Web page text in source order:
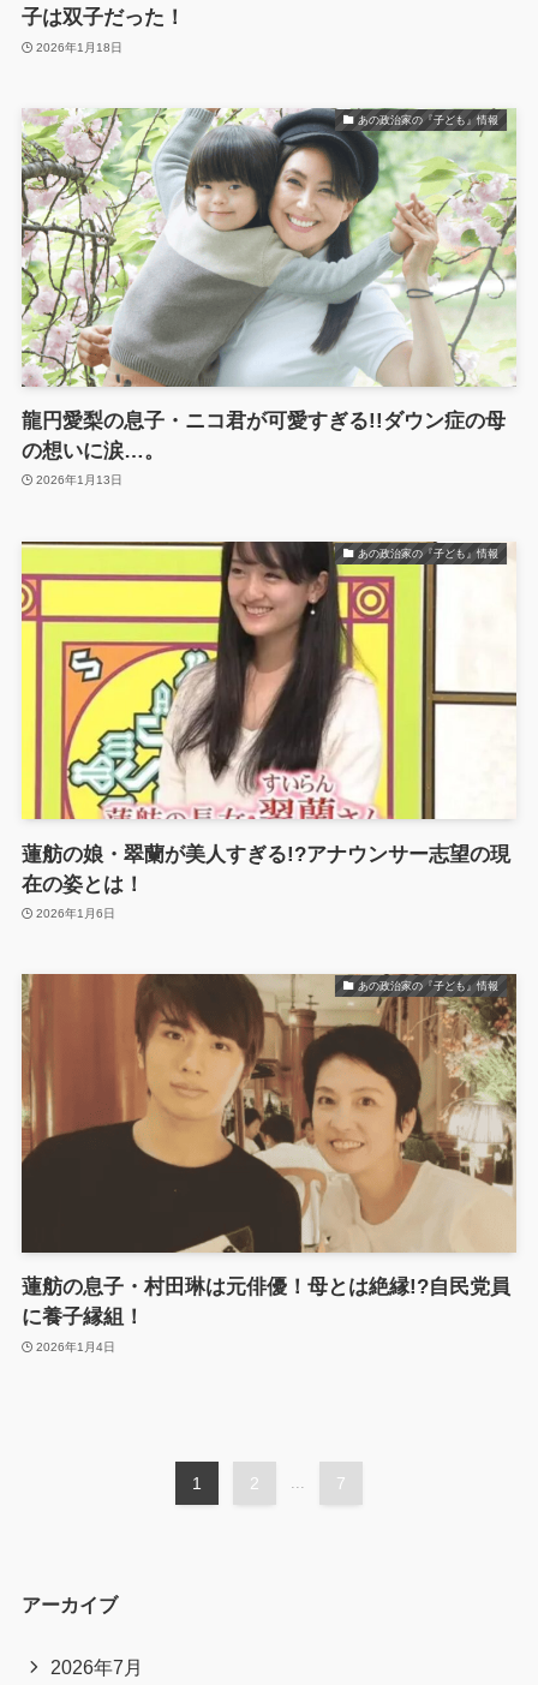
子は双子だった！
2026年1月18日
あの政治家の『子ども』情報
龍円愛梨の息子・ニコ君が可愛すぎる!!ダウン症の母
の想いに涙…。
2026年1月13日
あの政治家の『子ども』情報
蓮舫の娘・翠蘭が美人すぎる!?アナウンサー志望の現
在の姿とは！
2026年1月6日
あの政治家の『子ども』情報
蓮舫の息子・村田琳は元俳優！母とは絶縁!?自民党員
に養子縁組！
2026年1月4日
1 2 ... 7
アーカイブ
2026年7月